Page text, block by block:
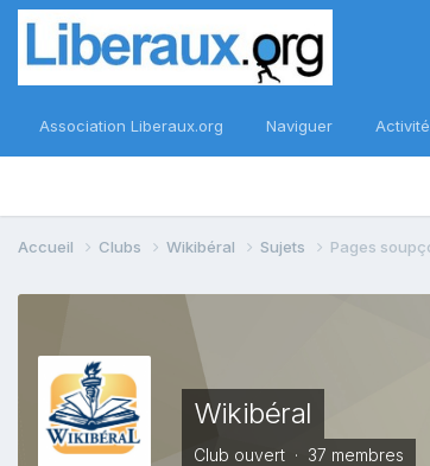
Association Liberaux.org Naviguer Activité
Accueil Clubs Wikibéral Sujets Pages
Wikibéral
Club ouvert · 37 membres